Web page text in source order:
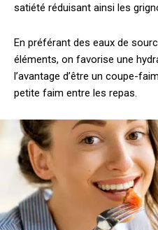
satiété réduisant ainsi les
En préférant des eaux de
éléments, on favorise une
l’avantage d’être un coupe-
petite faim entre les repas.